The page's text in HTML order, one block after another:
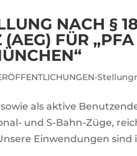
NACH §
FÜR
als aktive
und S-Bahn-Züge,
Einwendungen sind